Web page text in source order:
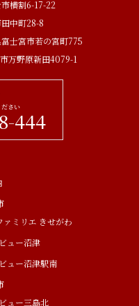
横割6-17-22
中町28-8
士宮市若の宮町775
万野原新田4079-1
さい
444
ァミリエ きせがわ
ュー沼津
ュー沼津駅南
ュー三島北